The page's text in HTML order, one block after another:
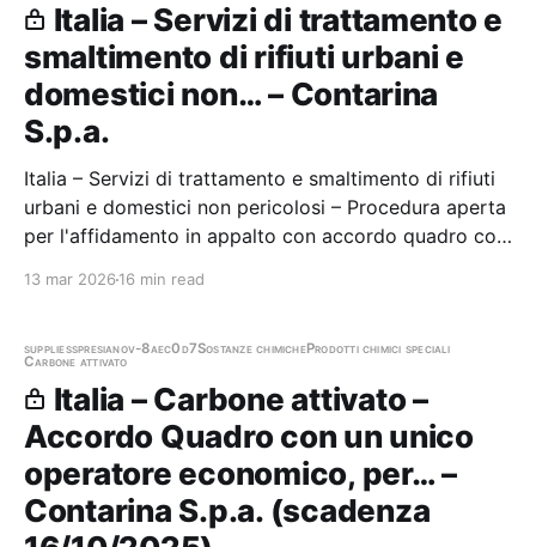
Italia – Servizi di trattamento e
smaltimento di rifiuti urbani e
domestici non… – Contarina
S.p.a.
Italia – Servizi di trattamento e smaltimento di rifiuti
urbani e domestici non pericolosi – Procedura aperta
per l'affidamento in appalto con accordo quadro con
13 mar 2026 16 min read
suppliesspresianov-8aec0d7Sostanze chimicheProdotti chimici speciali
Carbone attivato
Italia – Carbone attivato –
Accordo Quadro con un unico
operatore economico, per… –
Contarina S.p.a. (scadenza